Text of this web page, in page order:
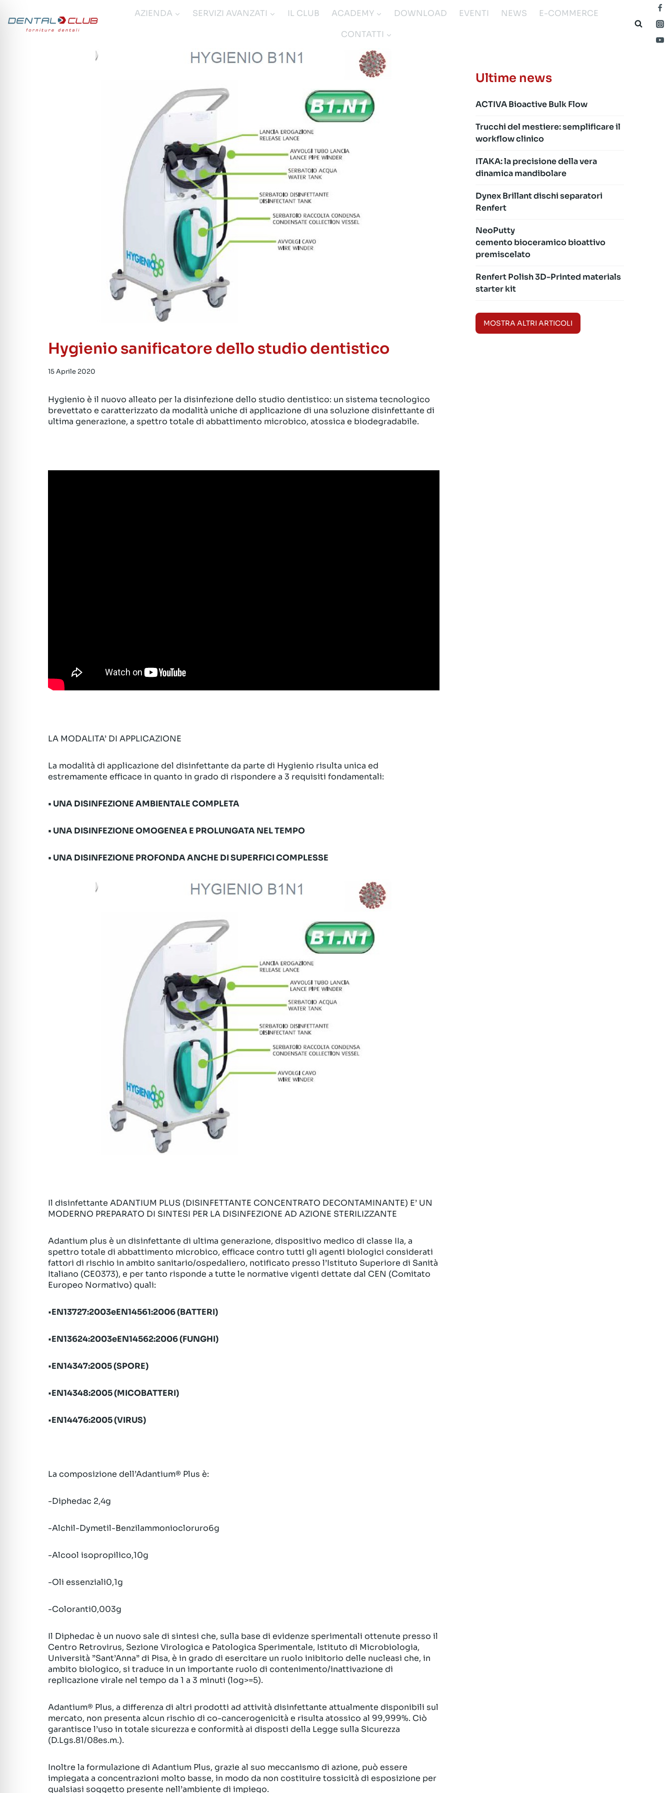
contenuto
AZIENDA SERVIZI AVANZATI IL CLUB ACADEMY DOWNLOAD EVENTI NEWS
E-COMMERCE
CONTATTI
Hygienio sanificatore dello studio dentistico
15 Aprile 2020
Hygienio è il nuovo alleato per la disinfezione dello studio dentistico: un sistema tecnologico
brevettato e caratterizzato da modalità uniche di applicazione di una soluzione disinfettante di
ultima generazione, a spettro totale di abbattimento microbico, atossica e biodegradabile.
LA MODALITA’ DI APPLICAZIONE
La modalità di applicazione del disinfettante da parte di Hygienio risulta unica ed
estremamente efficace in quanto in grado di rispondere a 3 requisiti fondamentali:
• UNA DISINFEZIONE AMBIENTALE COMPLETA
• UNA DISINFEZIONE OMOGENEA E PROLUNGATA NEL TEMPO
• UNA DISINFEZIONE PROFONDA ANCHE DI SUPERFICI COMPLESSE
Il disinfettante ADANTIUM PLUS (DISINFETTANTE CONCENTRATO DECONTAMINANTE) E’ UN
MODERNO PREPARATO DI SINTESI PER LA DISINFEZIONE AD AZIONE STERILIZZANTE
Adantium plus è un disinfettante di ultima generazione, dispositivo medico di classe IIa, a
spettro totale di abbattimento microbico, efficace contro tutti gli agenti biologici considerati
fattori di rischio in ambito sanitario/ospedaliero, notificato presso l’Istituto Superiore di Sanità
Italiano (CE0373), e per tanto risponde a tutte le normative vigenti dettate dal CEN (Comitato
Europeo Normativo) quali:
•EN13727:2003eEN14561:2006 (BATTERI)
•EN13624:2003eEN14562:2006 (FUNGHI)
•EN14347:2005 (SPORE)
•EN14348:2005 (MICOBATTERI)
•EN14476:2005 (VIRUS)
La composizione dell’Adantium® Plus è:
-Diphedac 2,4g
-Alchil-Dymetil-Benzilammoniocloruro6g
-Alcool isopropilico,10g
-Oli essenziali0,1g
-Coloranti0,003g
Il Diphedac è un nuovo sale di sintesi che, sulla base di evidenze sperimentali ottenute presso il
Centro Retrovirus, Sezione Virologica e Patologica Sperimentale, Istituto di Microbiologia,
Università ”Sant’Anna” di Pisa, è in grado di esercitare un ruolo inibitorio delle nucleasi che, in
ambito biologico, si traduce in un importante ruolo di contenimento/inattivazione di
replicazione virale nel tempo da 1 a 3 minuti (log>=5).
Adantium® Plus, a differenza di altri prodotti ad attività disinfettante attualmente disponibili sul
mercato, non presenta alcun rischio di co-cancerogenicità e risulta atossico al 99,999%. Ciò
garantisce l’uso in totale sicurezza e conformità ai disposti della Legge sulla Sicurezza
(D.Lgs.81/08es.m.).
Inoltre la formulazione di Adantium Plus, grazie al suo meccanismo di azione, può essere
impiegata a concentrazioni molto basse, in modo da non costituire tossicità di esposizione per
qualsiasi soggetto presente nell’ambiente di impiego.
Ultime news
ACTIVA Bioactive Bulk Flow
Trucchi del mestiere: semplificare il
workflow clinico
ITAKA: la precisione della vera
dinamica mandibolare
Dynex Brillant dischi separatori
Renfert
NeoPutty
cemento bioceramico bioattivo
premiscelato
Renfert Polish 3D-Printed materials
starter kit
MOSTRA ALTRI ARTICOLI